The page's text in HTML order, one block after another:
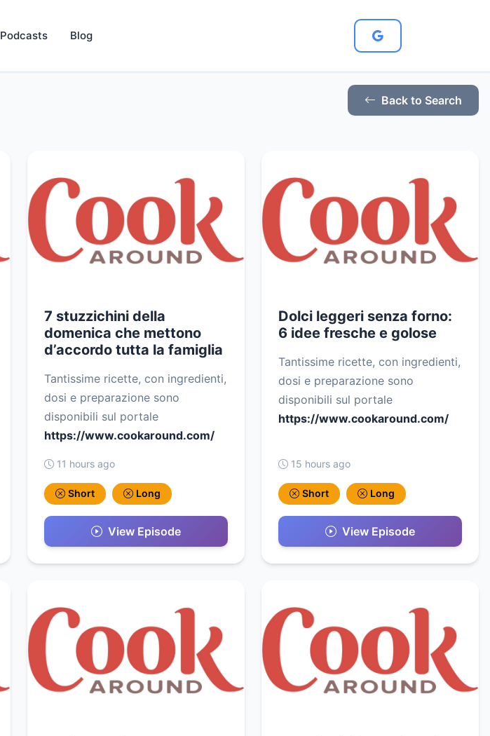
Podcasts Blog
Back to Search
7 stuzzichini della
domenica che mettono
d’accordo tutta la famiglia
Tantissime ricette, con ingredienti,
dosi e preparazione sono
disponibili sul portale
https://www.cookaround.com/
11 hours ago
Short Long
View Episode
Dolci leggeri senza forno:
6 idee fresche e golose
Tantissime ricette, con ingredienti,
dosi e preparazione sono
disponibili sul portale
https://www.cookaround.com/
15 hours ago
Short Long
View Episode